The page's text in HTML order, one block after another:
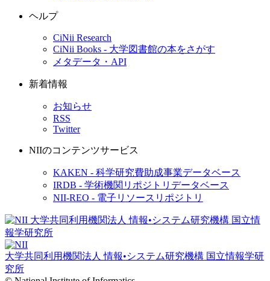
ヘルプ
CiNii Research
CiNii Books - 大学図書館の本をさがす
メタデータ・API
新着情報
お知らせ
RSS
Twitter
NIIのコンテンツサービス
KAKEN - 科学研究費助成事業データベース
IRDB - 学術機関リポジトリデータベース
NII-REO - 電子リソースリポジトリ
大学共同利用機関法人 情報•システム研究機構 国立情報学研
究所